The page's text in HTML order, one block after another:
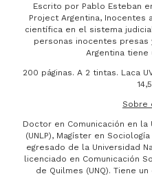
Escrito por Pablo Esteban
Project Argentina, Inocentes
científica en el sistema
personas inocentes
Argentina tiene
200 páginas. A 2 tintas. Laca
Sobre
Doctor en Comunicación en la
(UNLP), Magíster en
egresado de la Universidad
licenciado en Comunicación
de Quilmes (UNQ). Tiene